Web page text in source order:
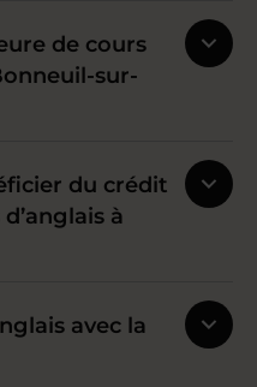
de cours
sur-
du crédit
à
avec la